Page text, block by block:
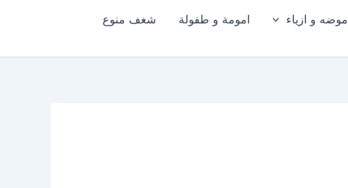
موضه و ازياء امومة و طفولة
شغف منوع